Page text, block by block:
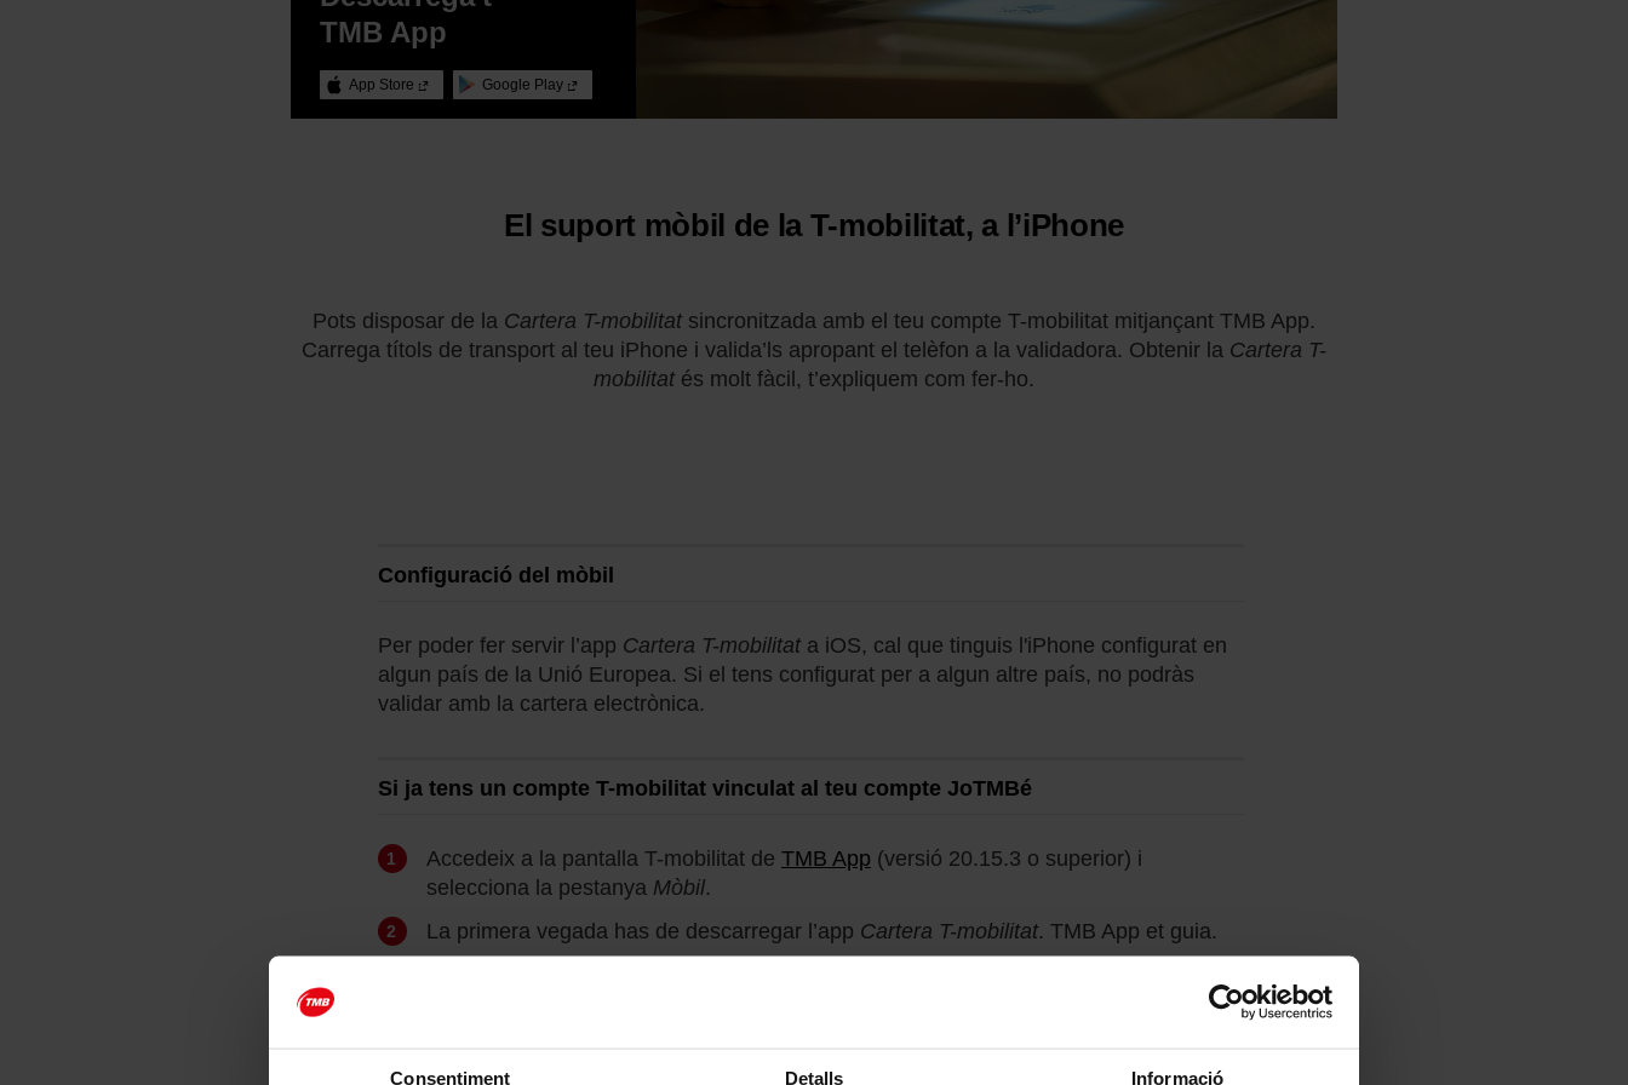
Consentiment Detalls Informació
TMB App
App Store Google Play
El suport mòbil de la T-mobilitat, a l’iPhone
Pots disposar de la Cartera T-mobilitatsincronitzada amb el teu compte T-mobilitat mitjançant TMB App.
Carrega títols de transport al teu iPhone i valida’ls apropant el telèfon a la validadora. Obtenir la Cartera T-
mobilitatés molt fàcil, t’expliquem com fer-ho.
Configuració del mòbil
Per poder fer servir l’app Cartera T-mobilitata iOS, cal que tinguis l'iPhone configurat en
algun país de la Unió Europea. Si el tens configurat per a algun altre país, no podràs
validar amb la cartera electrònica.
Si ja tens un compte T-mobilitat vinculat al teu compte JoTMBé
Accedeix a la pantalla T-mobilitat de TMB App (versió 20.15.3 o superior) i
selecciona la pestanya Mòbil.
La primera vegada has de descarregar l’app Cartera T-mobilitat. TMB App et guia.
En aquesta primera càrrega, es fa el cobrament únic d'1€ per poder fer ús de l'app
Per validar el títol carregat, accedeix a l'app
i fes clic sobre el